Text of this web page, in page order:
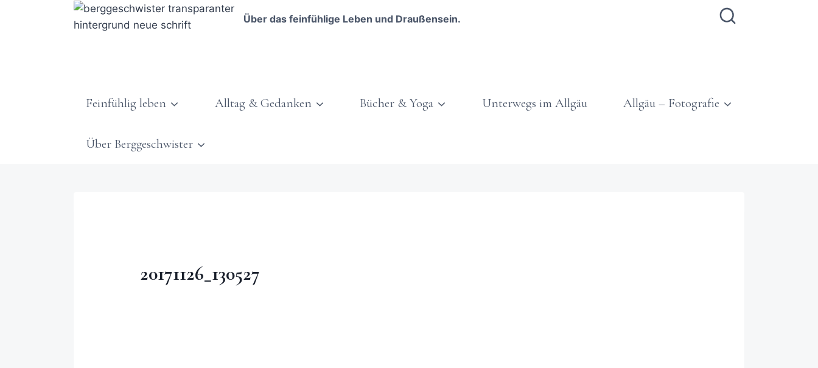
Über das feinfühlige Leben und Draußensein.
Feinfühlig leben Alltag & Gedanken Bücher & Yoga Unterwegs im Allgäu Allgäu – Fotografie
Über Berggeschwister
20171126_130527